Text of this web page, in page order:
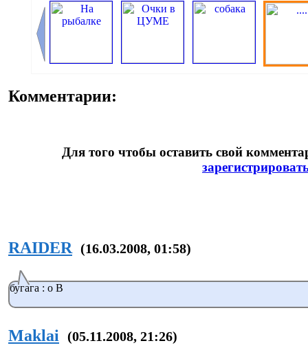
Комментарии:
Для того чтобы оставить свой
RAIDER (16.03.2008, 01:58)
бугага : o В
Maklai (05.11.2008, 21:26)